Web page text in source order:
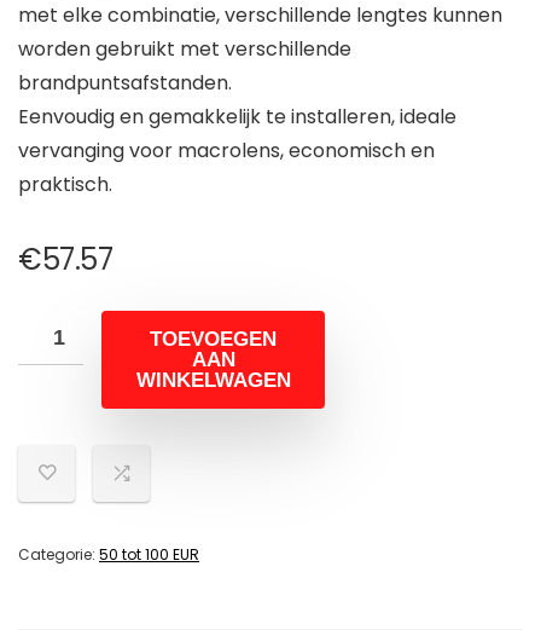
met elke combinatie, verschillende lengtes kunnen
worden gebruikt met verschillende
brandpuntsafstanden.
Eenvoudig en gemakkelijk te installeren, ideale
vervanging voor macrolens, economisch en
praktisch.
€57.57
TOEVOEGEN
AAN
WINKELWAGEN
Categorie: 50 tot 100 EUR